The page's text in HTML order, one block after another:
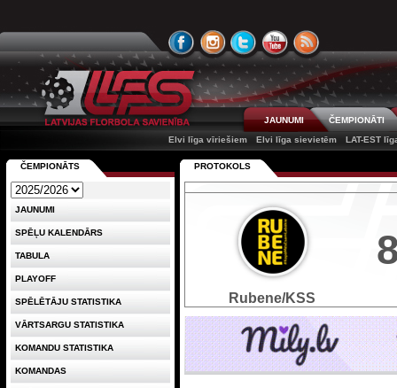
JAUNUMI
ČEMPIONĀTI
Elvi līga vīriešiem
Elvi līga sievietēm LAT-EST
PROTOKOLS
Rubene/KSS
ČEMPIONĀTS
JAUNUMI
SPĒĻU KALENDĀRS
TABULA
PLAYOFF
SPĒLĒTĀJU STATISTIKA
VĀRTSARGU STATISTIKA
KOMANDU STATISTIKA
KOMANDAS